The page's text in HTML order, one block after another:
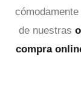
de nuestras
compra